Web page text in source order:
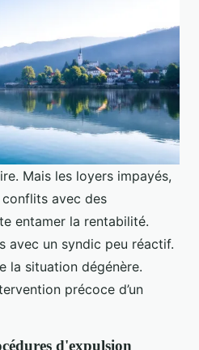
Mais les loyers impayés,
avec des
entamer la rentabilité.
avec un syndic peu réactif.
la situation dégénère.
précoce d’un
d'expulsion